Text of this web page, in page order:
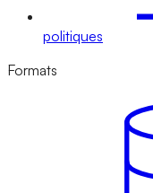
politiques
Formats